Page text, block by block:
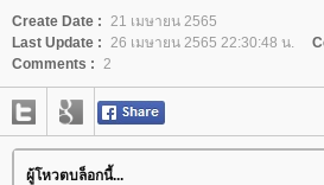
Create Date : 21 เมษายน 2565
Last Update : 26 เมษายน 2565 22:30:48 น.
Comments : 2
ผู้โหวตบล็อกนี้...